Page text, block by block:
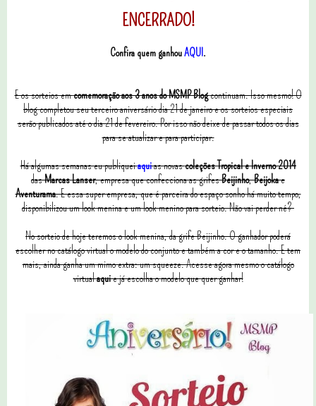
ENCERRADO!
Confira quem ganhouAQUI.
E os sorteios emcomemoração aos 3 anos do MSMP Blogcontinuam. Isso mesmo! O
blog completou seu terceiro aniversário dia 21 de janeiro e os sorteios especiais
serão publicados até o dia 21 de fevereiro. Por isso não deixe de passar todos os dias
para se atualizar e para participar.
Há algumas semanas eu publiqueiaquias novascoleções Tropical e Inverno 2014
dasMarcas Lanser, empresa que confecciona as grifesBeijinho,Beijokae
Aventurama. E essa super empresa, que é parceira do espaço sonho há muito tempo,
disponibilizou um look menina e um look menino para sorteio. Não vai perder né?
No sorteio de hoje teremos o look menina, da grife Beijinho. O ganhador poderá
escolher no catálogo virtual o modelo do conjunto e também a cor e o tamanho. E tem
mais, ainda ganha um mimo extra: um squeeze. Acesse agora mesmo o catálogo
virtualaquie já escolha o modelo que quer ganhar!